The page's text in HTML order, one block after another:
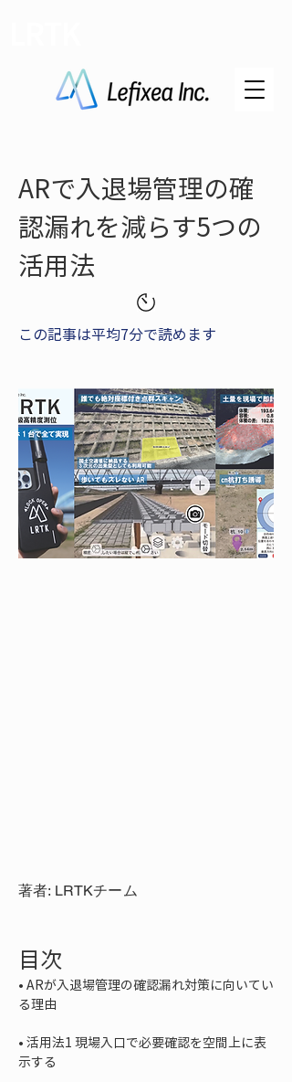
ARで入退場管理の確
認漏れを減らす5つの
活用法
この記事は平均7分で読めます
著者: LRTKチーム
目次
• ARが入退場管理の確認漏れ対策に向いてい
• 活用法1 現場入口で必要確認を空間上に表